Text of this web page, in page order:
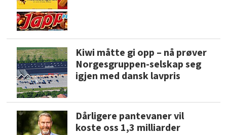
Kiwi måtte gi opp – nå prøver
Norgesgruppen-selskap seg
igjen med dansk lavpris
Dårligere pantevaner vil
koste oss 1,3 milliarder